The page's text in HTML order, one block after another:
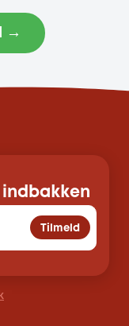
→
indbakken
Tilmeld